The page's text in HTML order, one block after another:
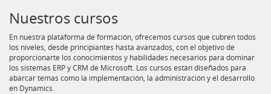
Nuestros cursos
En nuestra plataforma de formación, ofrecemos cursos que cubren todos
los niveles, desde principiantes hasta avanzados, con el objetivo de
proporcionarte los conocimientos y habilidades necesarios para dominar
los sistemas ERP y CRM de Microsoft. Los cursos están diseñados para
abarcar temas como la implementación, la administración y el desarrollo
en Dynamics.